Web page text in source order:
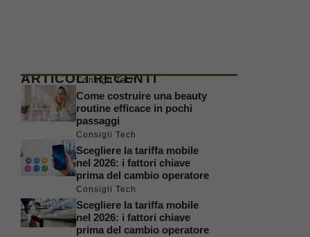
ARTICOLI RECENTI
Consigli Tech
Come costruire una beauty
routine efficace in pochi
passaggi
Consigli Tech
Scegliere la tariffa mobile
nel 2026: i fattori chiave
prima del cambio operatore
Consigli Tech
Scegliere la tariffa mobile
nel 2026: i fattori chiave
prima del cambio operatore